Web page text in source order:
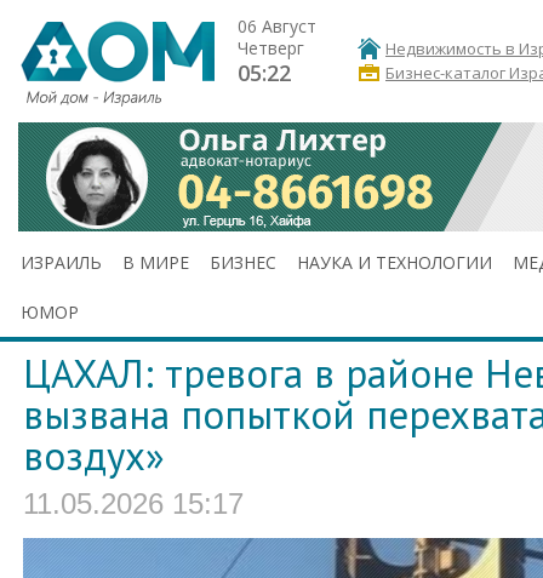
06 Август
Четверг
05:22
Недвижимость в
Бизнес-каталог
ИЗРАИЛЬ В МИРЕ БИЗНЕС НАУКА И ТЕХНОЛОГИИ
ЮМОР
ЦАХАЛ: тревога в районе
вызвана попыткой
воздух»
11.05.2026 15:17